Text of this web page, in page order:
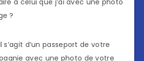
?
s’agit d’un passeport de votre
avec une photo de votre